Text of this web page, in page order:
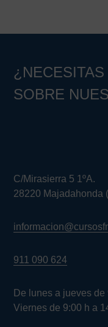
SOBRE
C/Mirasierra 5 1ºA.
28220 Majadahonda
911 090 624
De lunes a jueves de
Viernes de 9:00 h a